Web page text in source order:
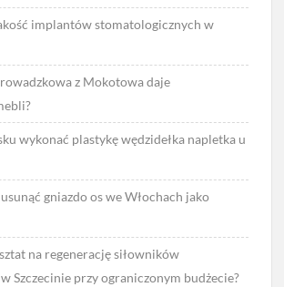
implantów stomatologicznych w
z Mokotowa daje
wykonać plastykę wędzidełka napletka u
gniazdo os we Włochach jako
na regenerację siłowników
Szczecinie przy ograniczonym budżecie?